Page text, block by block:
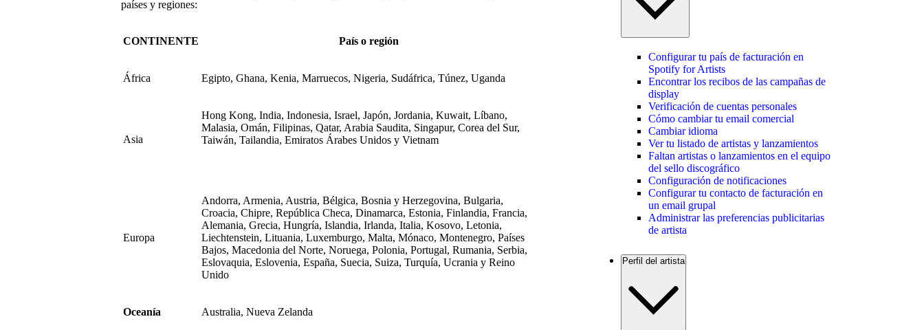
países y regiones:
CONTINENTE País o región
África Egipto, Ghana, Kenia, Marruecos, Nigeria, Sudáfrica, Túnez, Uganda
Asia
Hong Kong, India, Indonesia, Israel, Japón, Jordania, Kuwait, Líbano,
Malasia, Omán, Filipinas, Qatar, Arabia Saudita, Singapur, Corea del Sur,
Taiwán, Tailandia, Emiratos Árabes Unidos y Vietnam
Europa
Andorra, Armenia, Austria, Bélgica, Bosnia y Herzegovina, Bulgaria,
Croacia, Chipre, República Checa, Dinamarca, Estonia, Finlandia, Francia,
Alemania, Grecia, Hungría, Islandia, Irlanda, Italia, Kosovo, Letonia,
Liechtenstein, Lituania, Luxemburgo, Malta, Mónaco, Montenegro, Países
Bajos, Macedonia del Norte, Noruega, Polonia, Portugal, Rumania, Serbia,
Eslovaquia, Eslovenia, España, Suecia, Suiza, Turquía, Ucrania y Reino
Unido
Oceanía Australia, Nueva Zelanda
Configurar tu país de facturación en
Spotify for Artists
Encontrar los recibos de las campañas de
display
Verificación de cuentas personales
Cómo cambiar tu email comercial
Cambiar idioma
Ver tu listado de artistas y lanzamientos
Faltan artistas o lanzamientos en el equipo
del sello discográfico
Configuración de notificaciones
Configurar tu contacto de facturación en
un email grupal
Administrar las preferencias publicitarias
de artista
Perfil del artista